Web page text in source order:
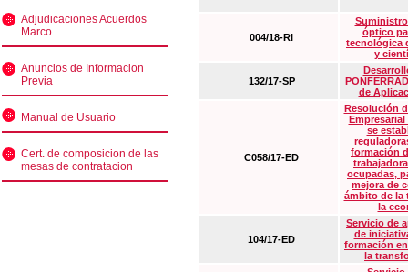
Adjudicaciones Acuerdos
Marco
Anuncios de Informacion
Previa
Manual de Usuario
Cert. de composicion de las
mesas de contratacion
004/18-RI
óptico
tecnológica
y
132/17-SP
de
C058/17-ED
Resolución
Empresarial
se
formación
ocupadas,
mejora de
ámbito de la
la
104/17-ED
Servicio de
de
formación
la